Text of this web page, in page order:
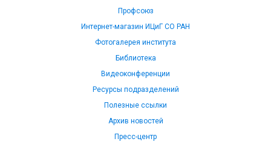
Профсоюз
Интернет-магазин ИЦиГ СО РАН
Фотогалерея института
Библиотека
Видеоконференции
Ресурсы подразделений
Полезные ссылки
Архив новостей
Пресс-центр